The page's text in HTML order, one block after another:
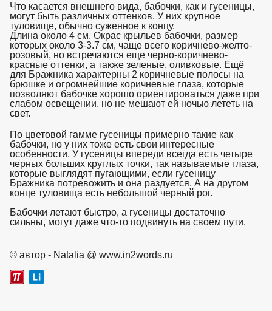
Что касается внешнего вида, бабочки, как и гусеницы,
могут быть различных оттенков. У них крупное
туловище, обычно суженное к концу.
Длина около 4 см. Окрас крыльев бабочки, размер
которых около 3-3.7 см, чаще всего коричнево-желто-
розовый, но встречаются еще черно-коричнево-
красные оттенки, а также зеленые, оливковые. Ещё
для Бражника характерны 2 коричневые полосы на
брюшке и огромнейшие коричневые глаза, которые
позволяют бабочке хорошо ориентироваться даже при
слабом освещении, но не мешают ей ночью лететь на
свет.
По цветовой гамме гусеницы примерно такие как
бабочки, но у них тоже есть свои интересные
особенности. У гусеницы впереди всегда есть четыре
черных больших круглых точки, так называемые глаза,
которые выглядят пугающими, если гусеницу
Бражника потревожить и она раздуется. А на другом
конце туловища есть небольшой черный рог.
Бабочки летают быстро, а гусеницы достаточно
сильны, могут даже что-то подвинуть на своем пути.
© автор - Natalia @ www.in2words.ru